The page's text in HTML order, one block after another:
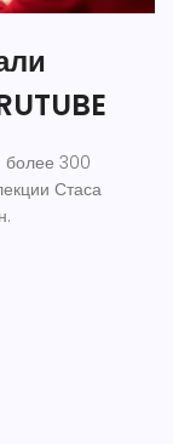
более 300
Стаса